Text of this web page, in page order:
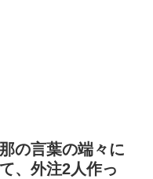
の言葉の端々に
、外注2人作っ